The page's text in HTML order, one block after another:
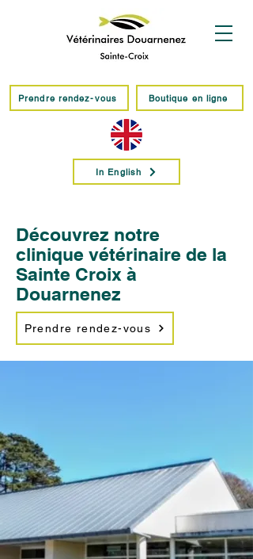
Boutique en ligne
Prendre rendez-vous
In English
Découvrez notre
clinique vétérinaire de la
Sainte Croix à
Douarnenez
Prendre rendez-vous